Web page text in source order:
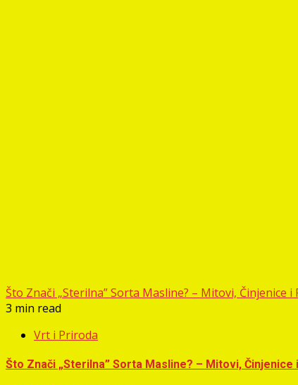
Što Znači „Sterilna” Sorta Masline? – Mitovi, Činjenice
3 min read
Vrt i Priroda
Što Znači „Sterilna” Sorta Masline? – Mitovi,